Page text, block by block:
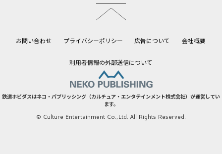
お問い合わせ プライバシーポリシー 広告について 会社概要
利用者情報の外部送信について
鉄道ホビダスはネコ・パブリッシング（カルチュア・エンタテインメント株式会社）が運営してい
ます。
© Culture Entertainment Co.,Ltd. All Rights Reserved.